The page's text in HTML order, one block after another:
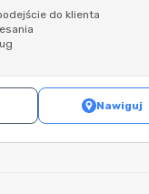
do klienta
Nawiguj